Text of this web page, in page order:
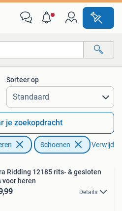
Sorteer op
je zoekopdracht
Schoenen Verwijder
Ridding 12185 rits- & gesloten
voor heren
Details